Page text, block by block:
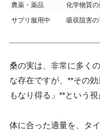
農薬・ 薬品 化学物質の
サプリ 服用中 吸収阻害の
桑の実は、 非常に多く の
な存在ですが、**その効
もなり得る」**という視
体に合った適量を、 タ